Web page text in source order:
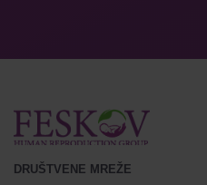
DRUŠTVENE MREŽE